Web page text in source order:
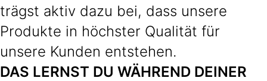
trägst aktiv dazu bei, dass unsere
Produkte in höchster Qualität für
unsere Kunden entstehen.
DAS LERNST DU WÄHREND DEINER